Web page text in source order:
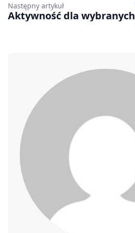
Następny artykuł
Aktywność dla wybranych